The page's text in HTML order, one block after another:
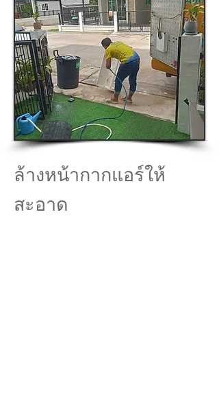
ล้างหน้ากากแอร์ให้
สะอาด